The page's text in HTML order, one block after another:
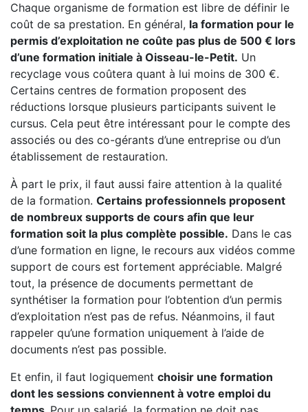
Chaque organisme de formation est libre de définir le
coût de sa prestation. En général, la formation pour le
permis d’exploitation ne coûte pas plus de 500 € lors
d’une formation initiale à Oisseau-le-Petit. Un
recyclage vous coûtera quant à lui moins de 300 €.
Certains centres de formation proposent des
réductions lorsque plusieurs participants suivent le
cursus. Cela peut être intéressant pour le compte des
associés ou des co-gérants d’une entreprise ou d’un
établissement de restauration.
À part le prix, il faut aussi faire attention à la qualité
de la formation. Certains professionnels proposent
de nombreux supports de cours afin que leur
formation soit la plus complète possible. Dans le cas
d’une formation en ligne, le recours aux vidéos comme
support de cours est fortement appréciable. Malgré
tout, la présence de documents permettant de
synthétiser la formation pour l’obtention d’un permis
d’exploitation n’est pas de refus. Néanmoins, il faut
rappeler qu’une formation uniquement à l’aide de
documents n’est pas possible.
Et enfin, il faut logiquement choisir une formation
dont les sessions conviennent à votre emploi du